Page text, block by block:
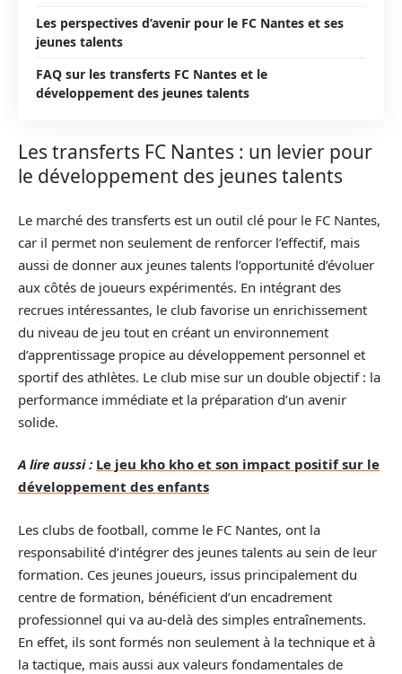
Les perspectives d’avenir pour le FC Nantes et ses
jeunes talents
FAQ sur les transferts FC Nantes et le
développement des jeunes talents
Les transferts FC Nantes : un levier pour
le développement des jeunes talents
Le marché des transferts est un outil clé pour le FC Nantes,
car il permet non seulement de renforcer l’effectif, mais
aussi de donner aux jeunes talents l’opportunité d’évoluer
aux côtés de joueurs expérimentés. En intégrant des
recrues intéressantes, le club favorise un enrichissement
du niveau de jeu tout en créant un environnement
d’apprentissage propice au développement personnel et
sportif des athlètes. Le club mise sur un double objectif : la
performance immédiate et la préparation d’un avenir
solide.
A lire aussi : Le jeu kho kho et son impact positif sur le
développement des enfants
Les clubs de football, comme le FC Nantes, ont la
responsabilité d’intégrer des jeunes talents au sein de leur
formation. Ces jeunes joueurs, issus principalement du
centre de formation, bénéficient d’un encadrement
professionnel qui va au-delà des simples entraînements.
En effet, ils sont formés non seulement à la technique et à
la tactique, mais aussi aux valeurs fondamentales de